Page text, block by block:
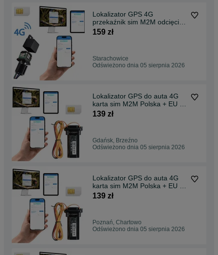
Lokalizator GPS 4G
przekaźnik sim M2M odcięcie
159 zł
Starachowice
Odświeżono dnia 05 sierpnia 2026
Lokalizator GPS do auta 4G
karta sim M2M Polska + EU +
Świat
139 zł
Gdańsk, Brzeźno
Odświeżono dnia 05 sierpnia 2026
Lokalizator GPS do auta 4G
karta sim M2M Polska + EU +
Świat
139 zł
Poznań, Chartowo
Odświeżono dnia 05 sierpnia 2026